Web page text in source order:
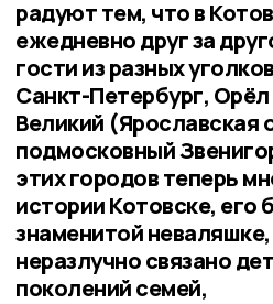
радуют тем, что в
ежедневно друг за
гости из разных
Санкт-Петербург,
Великий (Ярославская
подмосковный
этих городов теперь
истории Котовске, его
знаменитой
неразлучно связано
поколений семей,